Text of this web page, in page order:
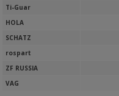
Ti-Guar
HOLA
SCHATZ
rospart
ZF RUSSIA
VAG